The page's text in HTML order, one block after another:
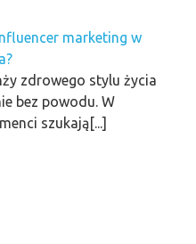
marketing w
zdrowego stylu życia
bez powodu. W
szukają[...]